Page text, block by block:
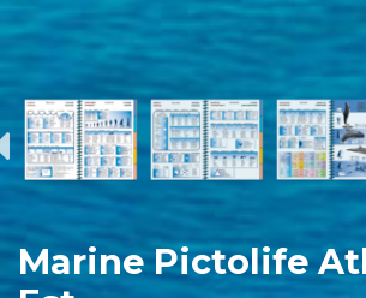
Marine Pictolife